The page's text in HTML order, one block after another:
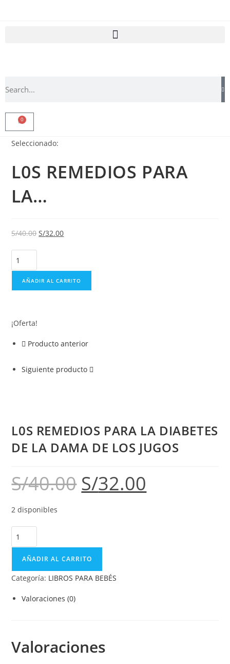
0
Seleccionado:
L0S REMEDIOS PARA
LA…
S/40.00 S/32.00
AÑADIR AL CARRITO
¡Oferta!
Producto anterior
Siguiente producto
L0S REMEDIOS PARA LA DIABETES
DE LA DAMA DE LOS JUGOS
S/40.00S/32.00
2 disponibles
AÑADIR AL CARRITO
Categoría: LIBROS PARA BEBÉS
Valoraciones (0)
Valoraciones